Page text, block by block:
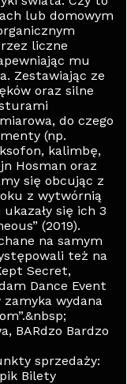
lub domowym
liczne
mu
Zestawiając ze
oraz silne
do czego
(np.
kalimbę,
Hosman oraz
się obcując z
z wytwórnią
się ich 3
(2019).
na samym
też na
Secret,
Dance Event
wydana
BARdzo Bardzo
sprzedaży:
Bilety